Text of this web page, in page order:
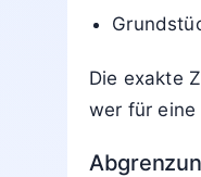
Die exakte
wer für eine